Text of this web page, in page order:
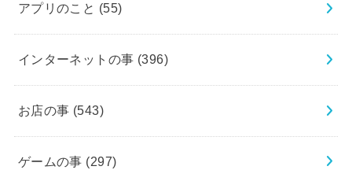
アプリのこと (55)
インターネットの事 (396)
お店の事 (543)
ゲームの事 (297)